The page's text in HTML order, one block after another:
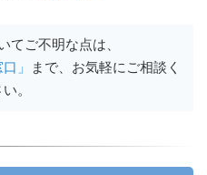
てご不明な点は、
」
まで、お気軽にご相談く
。